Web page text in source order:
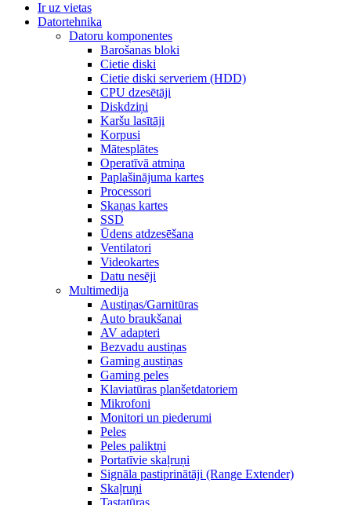
Ir uz vietas
Datortehnika
Datoru komponentes
Barošanas bloki
Cietie diski
Cietie diski serveriem (HDD)
CPU dzesētāji
Diskdziņi
Karšu lasītāji
Korpusi
Mātesplātes
Operatīvā atmiņa
Paplašinājuma kartes
Processori
Skaņas kartes
SSD
Ūdens atdzesēšana
Ventilatori
Videokartes
Datu nesēji
Multimedija
Austiņas/Garnitūras
Auto braukšanai
AV adapteri
Bezvadu austiņas
Gaming austiņas
Gaming peles
Klaviatūras planšetdatoriem
Mikrofoni
Monitori un piederumi
Peles
Peles paliktņi
Portatīvie skaļruņi
Signāla pastiprinātāji (Range Extender)
Skaļruņi
Tastatūras